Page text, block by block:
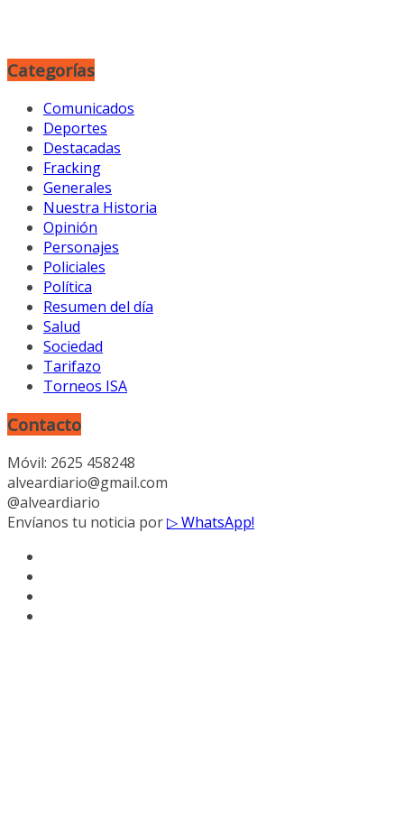
Categorías
Comunicados
Deportes
Destacadas
Fracking
Generales
Nuestra Historia
Opinión
Personajes
Policiales
Política
Resumen del día
Salud
Sociedad
Tarifazo
Torneos ISA
Contacto
Móvil: 2625 458248
alveardiario@gmail.com
@alveardiario
Envíanos tu noticia por▷ WhatsApp!